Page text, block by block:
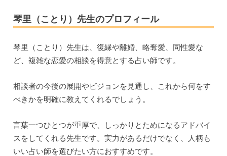
琴里（ことり）先生のプロフィール
琴里（ことり）先生は、復縁や離婚、略奪愛、同性愛な
ど、複雑な恋愛の相談を得意とする占い師です。
相談者の今後の展開やビジョンを見通し、これから何をす
べきかを明確に教えてくれるでしょう。
言葉一つひとつが重厚で、しっかりとためになるアドバイ
スをしてくれる先生です。実力があるだけでなく、人柄も
いい占い師を選びたい方におすすめです。